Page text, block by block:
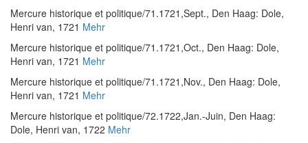
Mercure historique et politique/71.1721,Sept., Den Haag: Dole,
Henri van, 1721 Mehr
Mercure historique et politique/71.1721,Oct., Den Haag: Dole,
Henri van, 1721 Mehr
Mercure historique et politique/71.1721,Nov., Den Haag: Dole,
Henri van, 1721 Mehr
Mercure historique et politique/72.1722,Jan.-Juin, Den Haag:
Dole, Henri van, 1722 Mehr